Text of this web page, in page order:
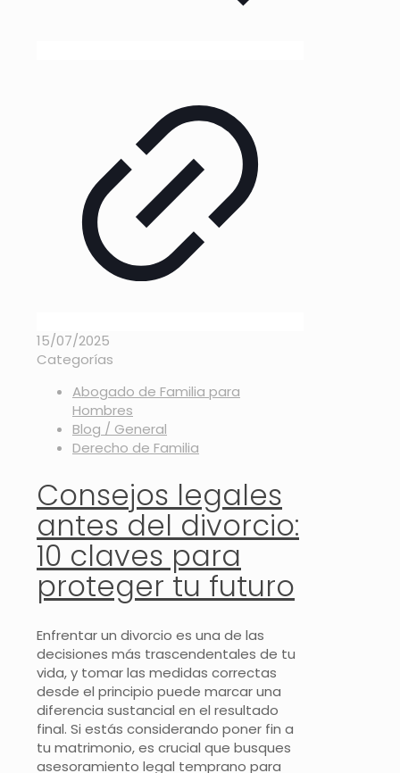
15/07/2025
Categorías
Abogado de Familia para
Hombres
Blog / General
Derecho de Familia
Consejos legales
antes del divorcio:
10 claves para
proteger tu futuro
Enfrentar un divorcio es una de las
decisiones más trascendentales de tu
vida, y tomar las medidas correctas
desde el principio puede marcar una
diferencia sustancial en el resultado
final. Si estás considerando poner fin a
tu matrimonio, es crucial que busques
asesoramiento legal temprano para